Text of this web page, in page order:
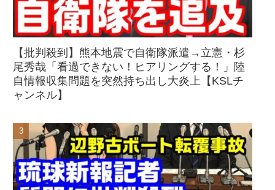
【批判殺到】熊本地震で自衛隊派遣→立憲・杉
尾秀哉「看過できない！ヒアリングする！」陸
自情報収集問題を突然持ち出し大炎上【KSLチ
ャンネル】